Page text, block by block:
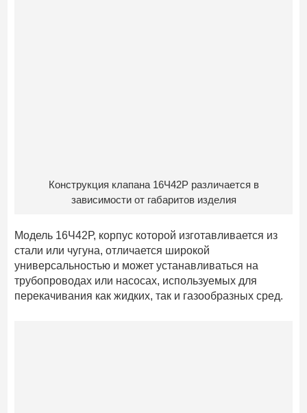
Конструкция клапана 16Ч42Р различается в
зависимости от габаритов изделия
Модель 16Ч42Р, корпус которой изготавливается из
стали или чугуна, отличается широкой
универсальностью и может устанавливаться на
трубопроводах или насосах, используемых для
перекачивания как жидких, так и газообразных сред.